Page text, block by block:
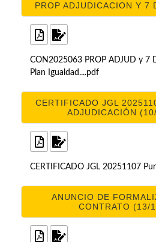
PROP ADJUDICACION Y 7
CON2025063 PROP ADJUD y 7
Plan Igualdad....pdf
CERTIFICADO JGL
ADJUDICACIÓN
CERTIFICADO JGL 20251107
ANUNCIO DE
CONTRATO (13/